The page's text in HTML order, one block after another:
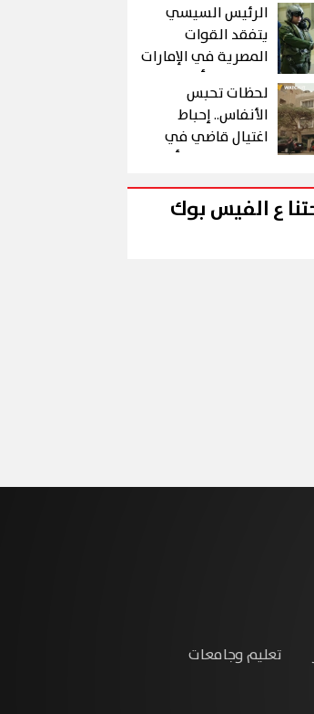
الرئيس السيسي
يتفقد القوات
المصرية في الإمارات
خلال زيارة أخوية
لحظات تحبس
الأنفاس.. إحباط
اغتيال قاضي في
الحلقة 10 من رأس
الأفعى
ع الفيس بوك
تعليم وجامعات